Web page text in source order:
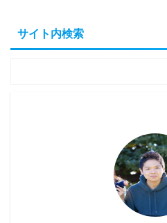
サイト内検索